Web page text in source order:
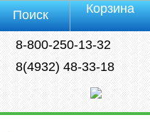
8-800-250-13-32
8(4932) 48-33-18
Поиск Корзина